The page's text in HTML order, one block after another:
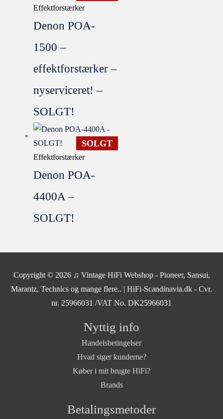
Effektforstærker
Denon POA-
1500 –
effektforstærker –
nyserviceret! –
SOLGT!
SOLGT
Effektforstærker
Denon POA-
4400A –
SOLGT!
Copyright © 2026 ♫ Vintage HiFi Webshop - Pioneer, Sansui,
Marantz, Technics og mange flere.. | HiFi-Scandinavia.dk - Cvr.
nr. 25966031 /VAT No. DK25966031
Nyttig info
Handelsbetingelser
Hvad siger kunderne?
Køber i mit brugte HiFi?
Brands
Betalingsmetoder